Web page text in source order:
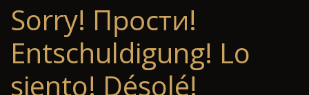
Sorry! Прости!
Entschuldigung! Lo
siento! Désolé!